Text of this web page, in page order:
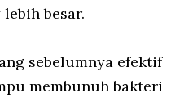
besar.
sebelumnya efektif
membunuh bakteri